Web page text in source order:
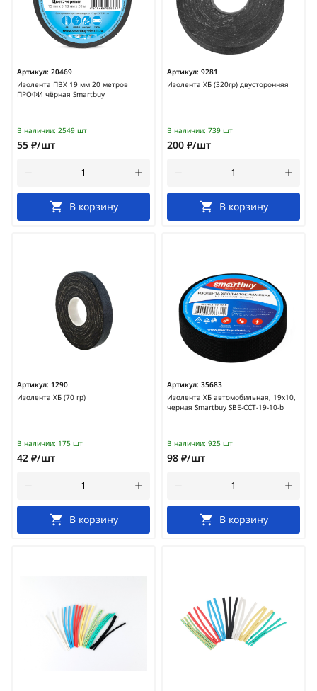
Артикул: 20469
Изолента ПВХ 19 мм 20 метров
ПРОФИ чёрная Smartbuy
В наличии: 2549 шт
55 ₽/шт
В корзину
Артикул: 9281
Изолента ХБ (320гр) двусторонняя
В наличии: 739 шт
200 ₽/шт
В корзину
Артикул: 1290
Изолента ХБ (70 гр)
В наличии: 175 шт
42 ₽/шт
В корзину
Артикул: 35683
Изолента ХБ автомобильная, 19х10,
черная Smartbuy SBE-CCT-19-10-b
В наличии: 925 шт
98 ₽/шт
В корзину